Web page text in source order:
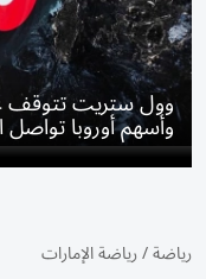
وول ستريت تتوقف
وأسهم أوروبا تواصل
رياضة/رياضة الإمارات